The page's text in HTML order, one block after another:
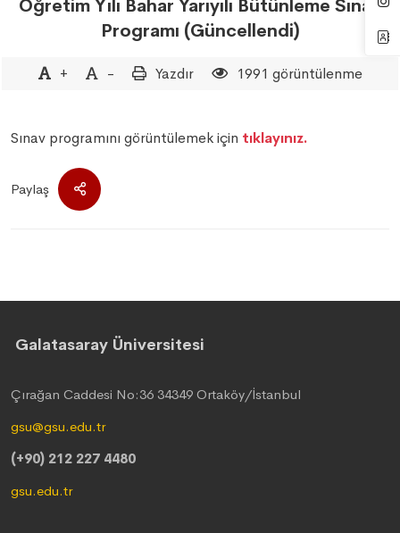
Öğretim Yılı Bahar Yarıyılı Bütünleme Sınav
Programı (Güncellendi)
+ - Yazdır 1991 görüntülenme
Sınav programını görüntülemek için tıklayınız.
Paylaş
Galatasaray Üniversitesi
Çırağan Caddesi No:36 34349 Ortaköy/İstanbul
gsu@gsu.edu.tr
(+90) 212 227 4480
gsu.edu.tr